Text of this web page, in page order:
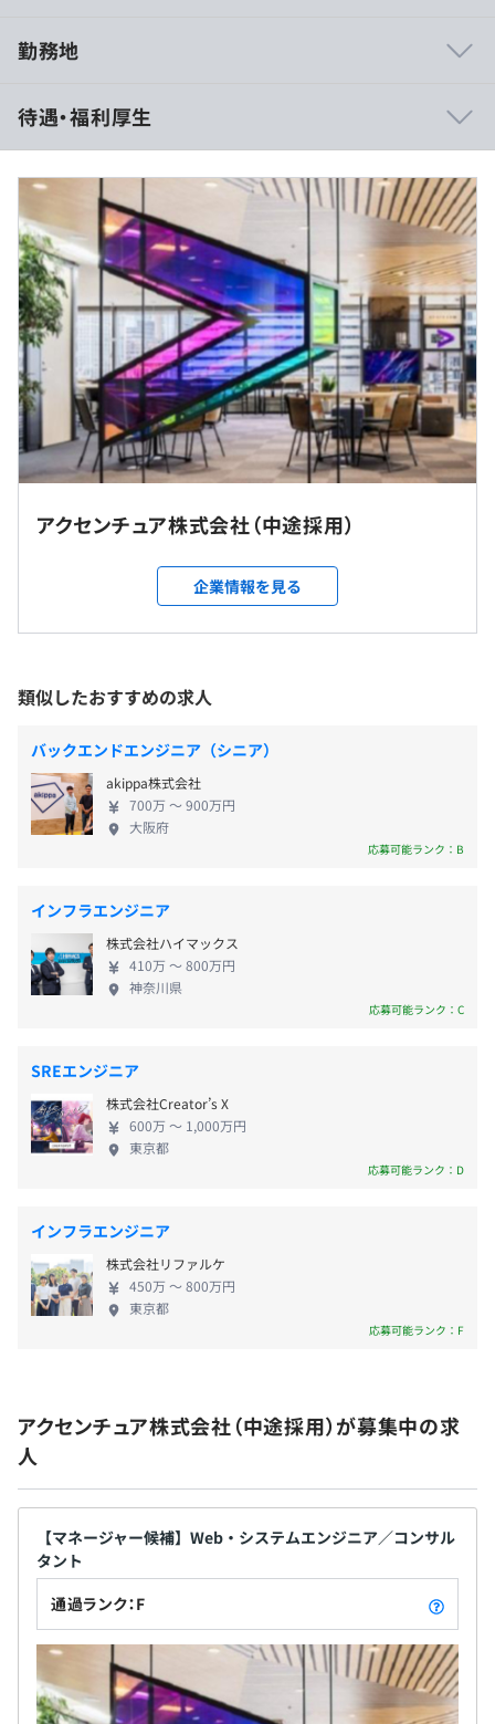
勤務地
群馬県 / 東京都 / 愛知県 / 大阪府 / 福岡県
全国の支社
受動喫煙防止措置に関する事項
屋内原則禁煙（喫煙室あり）
オフィスによっては喫煙室のある勤務先もある。またプロ
ジェクトにてお客様先で業務を行う場合はそのルールに従
待遇・福利厚生
※記載の給与Rangeは手当を含まない基本給の記載となり
ます。
♦支給例：基本給＋賞与（年1回）＋諸手当
♦諸手当：職位により支給対象が決定いたします。
給与改定年1回
（※ 想定年収は年収提示額を保証するものではありません）
フレックスタイム制度 （コアタイムなし）
平均残業時間：1日平均1時間程度 ※管理職未満
完全週休2日制（土曜日、日曜日）
祝日
私傷病休暇、結婚・出産・忌引休暇、母体保護休暇、配偶
者・ライフパートナー出産休暇・子の看護休暇
介護休業・育児休業
他
【待遇・福利厚生・各種制度】
■社会保険完備（雇用・労災・健康・厚生年金）
■交通費支給
■出張手当
■住宅手当
■退職金制度
■研修制度
■短日短時間勤務制度
■ベビーシッター補助
■各種法人会員および契約施設・ホテル ほか
昇給・昇格あり
※評価に基づく
社会保険完備（雇用・労災・健康・厚生年金）
アクセンチュア株式会社（中途採用）
企業情報を見る
類似したおすすめの求人
バックエンドエンジニア（シニア）
akippa株式会社
700万 〜 900万円
大阪府
応募可能ランク：B
インフラエンジニア
株式会社ハイマックス
410万 〜 800万円
神奈川県
応募可能ランク：C
SREエンジニア
株式会社Creator’s X
600万 〜 1,000万円
東京都
応募可能ランク：D
インフラエンジニア
株式会社リファルケ
450万 〜 800万円
東京都
応募可能ランク：F
アクセンチュア株式会社（中途採用）が募集中の求
人
【マネージャー候補】Web・システムエンジニア／コンサル
タント
通過ランク：F